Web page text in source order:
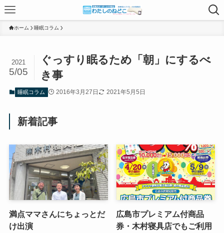
ホーム 睡眠コラム
ぐっすり眠るため「朝」にするべ
き事
2021
5/05
睡眠コラム 2016年3月27日 2021年5月5日
新着記事
満点ママさんにちょっとだ
け出演
広島市プレミアム付商品
券・木村寝具店でもご利用